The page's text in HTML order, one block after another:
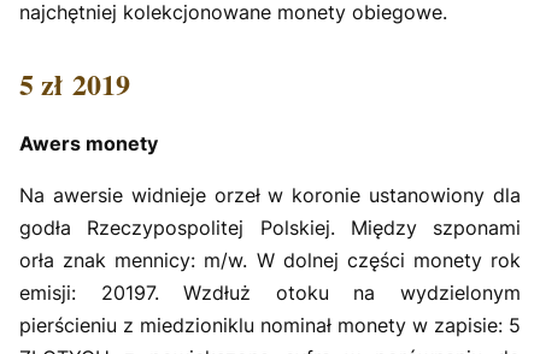
najchętniej kolekcjonowane monety obiegowe.
5 zł 2019
Awers monety
Na awersie widnieje orzeł w koronie ustanowiony dla
godła Rzeczypospolitej Polskiej. Między szponami
orła znak mennicy: m/w. W dolnej części monety rok
emisji: 20197. Wzdłuż otoku na wydzielonym
pierścieniu z miedzioniklu nominał monety w zapisie: 5